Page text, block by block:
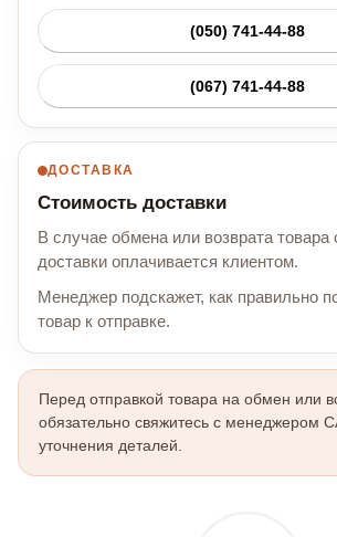
(050) 741-44-88
(067) 741-44-88
ДОСТАВКА
Стоимость доставки
В случае обмена или возврата товара
доставки оплачивается клиентом.
Менеджер подскажет, как правильно
товар к отправке.
Перед отправкой товара на обмен или
обязательно свяжитесь с менеджером
уточнения деталей.